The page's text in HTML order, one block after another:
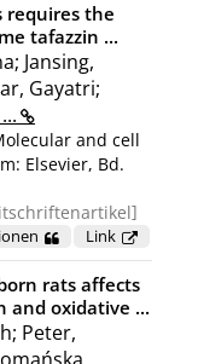
requires the
tafazzin ...
Jansing,
Gayatri;
and cell
Elsevier, Bd.
Link
rats affects
and oxidative ...
Peter,